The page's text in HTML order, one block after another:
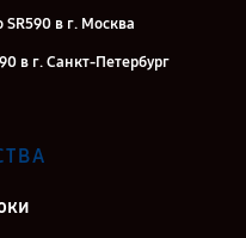
в г. Москва
в г. Санкт-Петербург